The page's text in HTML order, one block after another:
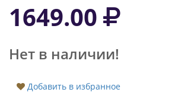
1649.00
Нет в наличии!
Добавить в избранное